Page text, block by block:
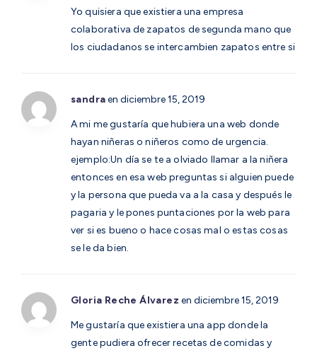
Yo quisiera que existiera una empresa
colaborativa de zapatos de segunda mano que
los ciudadanos se intercambien zapatos entre si
sandra en diciembre 15, 2019
A mi me gustaría que hubiera una web donde
hayan niñeras o niñeros como de urgencia.
ejemplo:Un día se te a olviado llamar a la niñera
entonces en esa web preguntas si alguien puede
y la persona que pueda va a la casa y después le
pagaria y le pones puntaciones por la web para
ver si es bueno o hace cosas mal o estas cosas
se le da bien.
Gloria Reche Álvarez en diciembre 15, 2019
Me gustaría que existiera una app donde la
gente pudiera ofrecer recetas de comidas y